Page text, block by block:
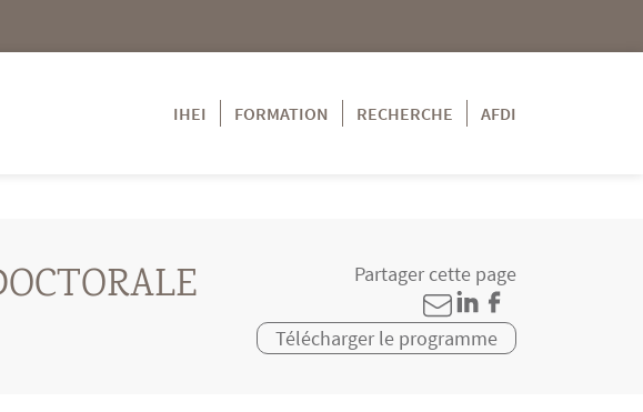
IHEI
FORMATION RECHERCHE AFDI
Partager cette page
Télécharger le programme